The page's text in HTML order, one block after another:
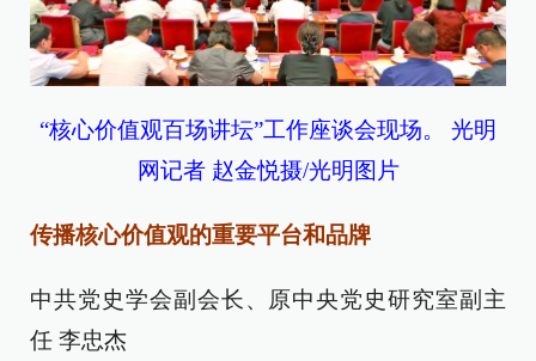
“核心价值观百场讲坛”工作座谈会现场。 光明
网记者 赵金悦摄/光明图片
传播核心价值观的重要平台和品牌
中共党史学会副会长、原中央党史研究室副主
任 李忠杰